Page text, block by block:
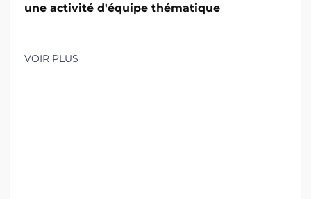
une activité d'équipe thématique
VOIR PLUS